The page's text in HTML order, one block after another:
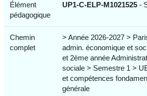
Élément
pédagogique
UP1-C-ELP-M1021525 -
Chemin
complet
> Année 2026-2027 >
admin. économique et
et 2ème année
sociale > Semestre 1 >
et compétences
générale